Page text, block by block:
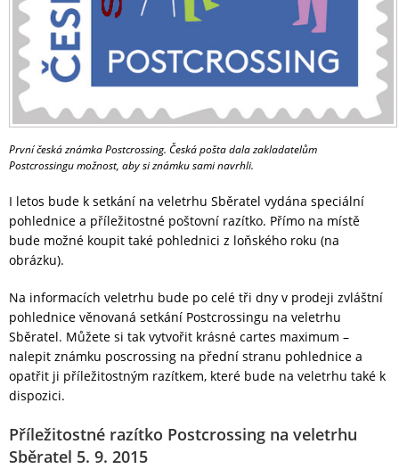
První česká známka Postcrossing. Česká pošta dala zakladatelům
Postcrossingu možnost, aby si známku sami navrhli.
I letos bude k setkání na veletrhu Sběratel vydána speciální
pohlednice a příležitostné poštovní razítko. Přímo na místě
bude možné koupit také pohlednici z loňského roku (na
obrázku).
Na informacích veletrhu bude po celé tři dny v prodeji zvláštní
pohlednice věnovaná setkání Postcrossingu na veletrhu
Sběratel. Můžete si tak vytvořit krásné cartes maximum –
nalepit známku poscrossing na přední stranu pohlednice a
opatřit ji příležitostným razítkem, které bude na veletrhu také k
dispozici.
Příležitostné razítko Postcrossing na veletrhu
Sběratel 5. 9. 2015